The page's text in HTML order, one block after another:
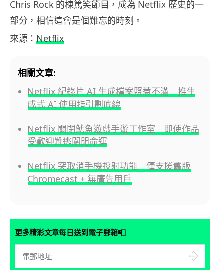
Chris Rock 的棟篤笑節目，成為 Netflix 歷史的一
部分，相信這會是個難忘的時刻。
來源： Netflix
相關文章:
Netflix 紀錄片 AI 生成檔案照惹不滿 推生
成式 AI 使用指引劃底線
Netflix 關閉魷魚遊戲手遊工作室 即使作品
受歡迎難逃關閉命運
Netflix 突取消手機投射功能 僅支援舊版
Chromecast + 無廣告用戶
更多精彩文章每日送到電子郵箱📮